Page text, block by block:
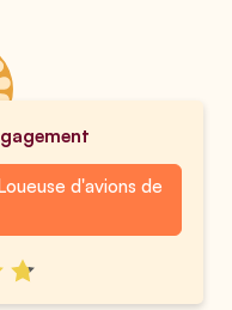
d'avions de